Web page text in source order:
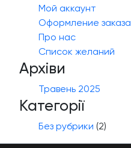
Мой аккаунт
Оформление заказа
Про нас
Список желаний
Архіви
Травень 2025
Категорії
Без рубрики (2)